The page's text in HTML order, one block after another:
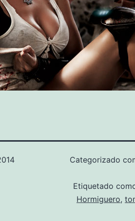
Categorizado
Etiquetado
Hormiguero,